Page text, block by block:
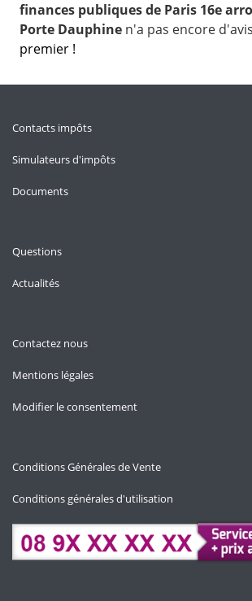
finances publiques de Paris 16e
Porte Dauphine n'a pas encore
premier !
Contacts impôts
Simulateurs d'impôts
Documents
Questions
Actualités
Contactez nous
Mentions légales
Modifier le consentement
Conditions Générales de Vente
Conditions générales d'utilisation